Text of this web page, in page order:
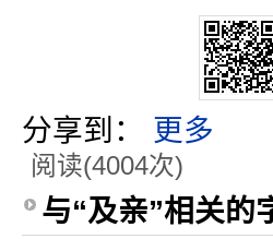
分享到： 更多
阅读(4004次)
与“及亲”相关的